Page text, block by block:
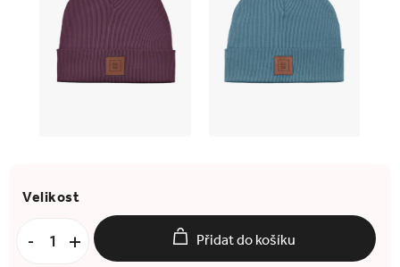
Přidat do košíku